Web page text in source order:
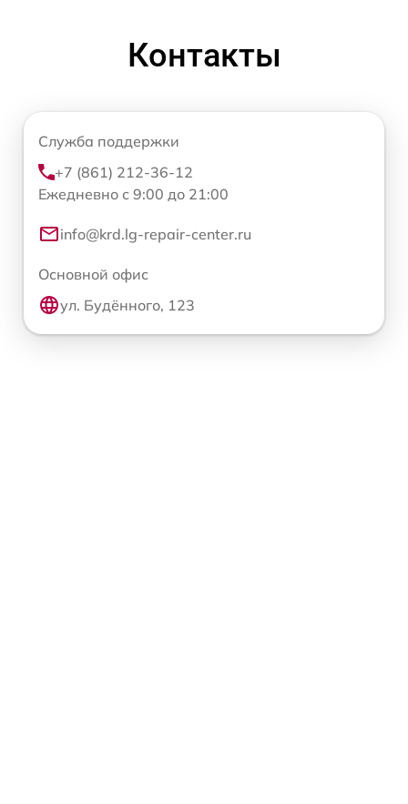
Контакты
Служба поддержки
+7 (861) 212-36-12
Ежедневно с 9:00 до 21:00
info@krd.lg-repair-center.ru
Основной офис
ул. Будённого, 123